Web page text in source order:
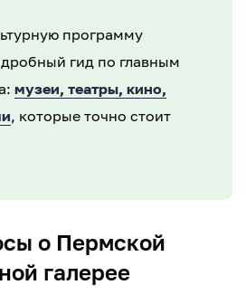
программу
гид по главным
музеи, театры, кино,
, которые точно стоит
о Пермской
галерее